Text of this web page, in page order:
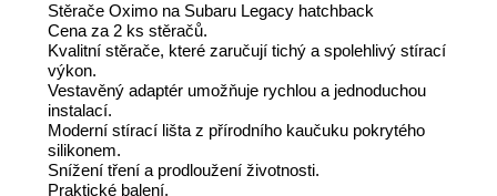
Stěrače Oximo na Subaru Legacy hatchback
Cena za 2 ks stěračů.
Kvalitní stěrače, které zaručují tichý a spolehlivý stírací
výkon.
Vestavěný adaptér umožňuje rychlou a jednoduchou
instalací.
Moderní stírací lišta z přírodního kaučuku pokrytého
silikonem.
Snížení tření a prodloužení životnosti.
Praktické balení.